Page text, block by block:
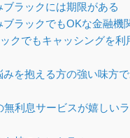
ブラックには期限がある
ラックでもOKな金融機
クでもキャッシングを利
みを抱える方の強い味方
利息サービスが嬉しい